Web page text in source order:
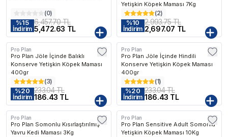
(0)
%15
İndirim
6,457.70 TL
5,472.63 TL
Yetişkin Köpek Maması 7Kg
(2)
%10
İndirim
2,993.75 TL
2,697.07 TL
Pro Plan
Pro Plan Jöle İçinde Balıklı
Konserve Yetişkin Köpek Maması
400gr
(3)
%20
İndirim
233.04 TL
186.43 TL
Pro Plan
Pro Plan Jöle İçinde Hindili
Konserve Yetişkin Köpek Maması
400gr
(1)
%20
İndirim
233.04 TL
186.43 TL
Pro Plan
Pro Plan Somonlu Kısırlaştırılmış
Yavru Kedi Maması 3Kg
Kargo Bedava
Pro Plan
Pro Plan Sensitive Adult Somonlu
Yetişkin Köpek Maması 10Kg